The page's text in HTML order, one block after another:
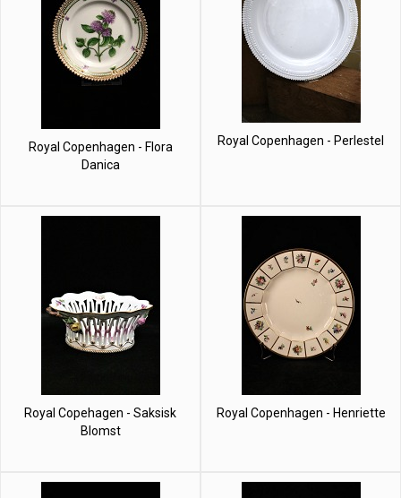
Royal Copenhagen - Flora
Danica
Royal Copenhagen - Perlestel
Royal Copehagen - Saksisk
Blomst
Royal Copenhagen - Henriette